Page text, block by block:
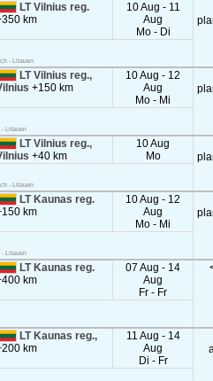
LT Vilnius reg.
km
10 Aug - 11
Aug
Mo - Di
- Litauen
LT Vilnius reg.,
+150 km
10 Aug - 12
Aug
Mo - Mi
- Litauen
LT Vilnius reg.,
+40 km
10 Aug
Mo
- Litauen
LT Kaunas reg.
km
10 Aug - 12
Aug
Mo - Mi
- Litauen
LT Kaunas reg.
km
07 Aug - 14
Aug
Fr - Fr
LT Kaunas reg.,
km
11 Aug - 14
Aug
Di - Fr